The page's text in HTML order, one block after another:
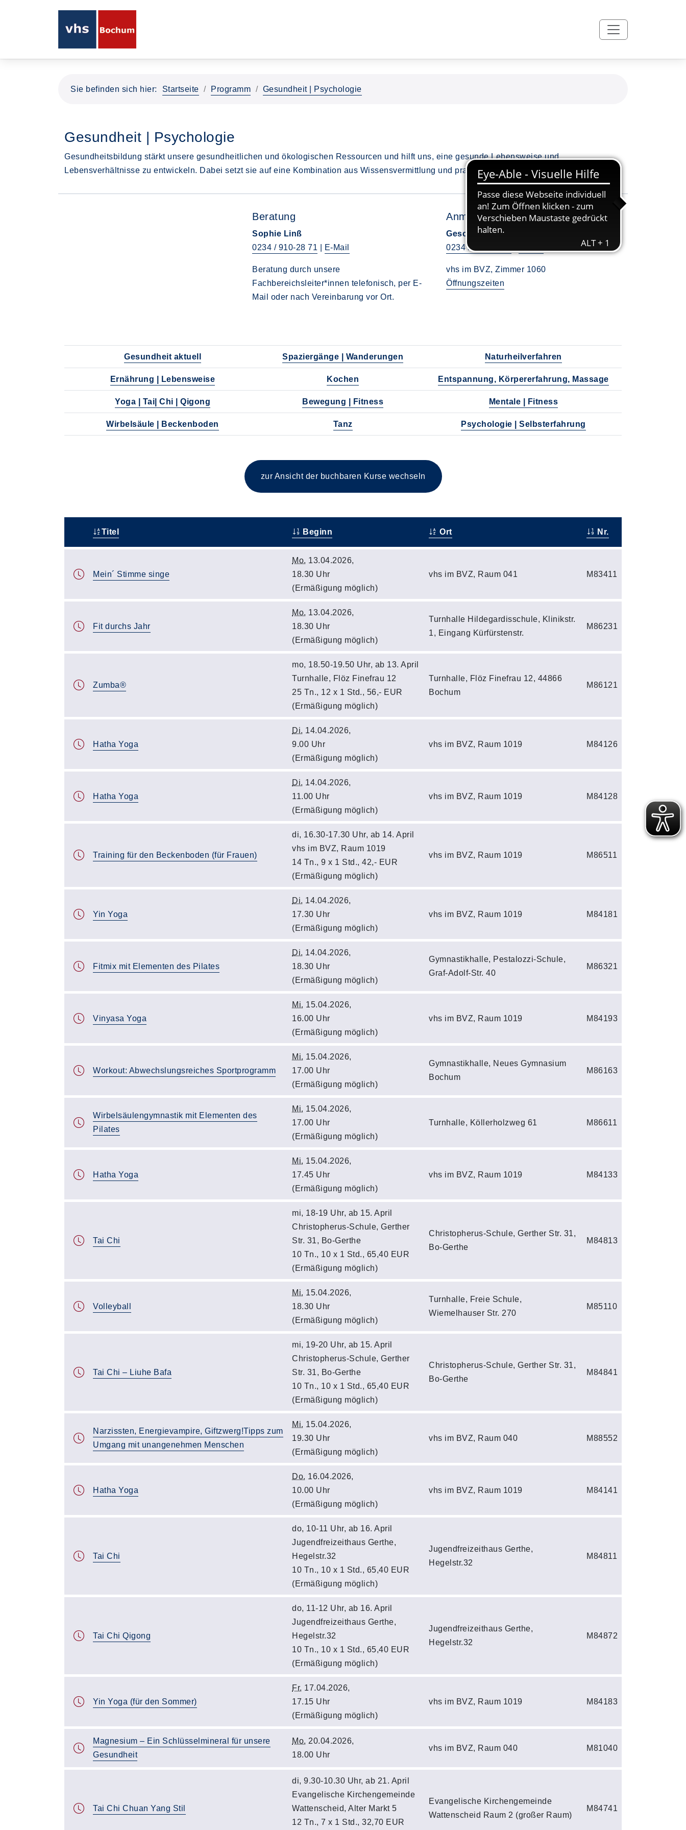
Sie befinden sich hier: Startseite Programm Gesundheit | Psychologie
Gesundheit | Psychologie
Gesundheitsbildung stärkt unsere gesundheitlichen und ökologischen Ressourcen und hilft uns, eine gesunde Lebensweise und
Lebensverhältnisse zu entwickeln. Dabei setzt sie auf eine Kombination aus Wissensvermittlung und praktischen Kompetenzen.
Beratung
Sophie Linß
0234 / 910-28 71
E-Mail
Beratung durch unsere
Fachbereichsleiter*innen telefonisch, per E-
Mail oder nach Vereinbarung vor Ort.
Anmeldung
Geschäftsstelle vhs Bochum
0234 / 910-15 55
vhs im BVZ, Zimmer 1060
Öffnungszeiten
Gesundheit aktuell Spaziergänge | Wanderungen Naturheilverfahren
Ernährung | Lebensweise Kochen Entspannung, Körpererfahrung, Massage
Yoga | Tai| Chi | Qigong Bewegung | Fitness Mentale | Fitness
Wirbelsäule | Beckenboden Tanz Psychologie | Selbsterfahrung
zur Ansicht der buchbaren Kurse wechseln
Titel Beginn Ort Nr.
Mein´ Stimme singe
Mo. 13.04.2026,
18.30 Uhr
(Ermäßigung möglich)
vhs im BVZ, Raum 041 M83411
Fit durchs Jahr
Mo. 13.04.2026,
18.30 Uhr
(Ermäßigung möglich)
Turnhalle Hildegardisschule, Klinikstr.
1, Eingang Kürfürstenstr.
M86231
Zumba®
mo, 18.50-19.50 Uhr, ab 13. April
Turnhalle, Flöz Finefrau 12
25 Tn., 12 x 1 Std., 56,- EUR
(Ermäßigung möglich)
Turnhalle, Flöz Finefrau 12, 44866
Bochum
M86121
Hatha Yoga
Di. 14.04.2026,
9.00 Uhr
(Ermäßigung möglich)
vhs im BVZ, Raum 1019 M84126
Hatha Yoga
Di. 14.04.2026,
11.00 Uhr
(Ermäßigung möglich)
vhs im BVZ, Raum 1019 M84128
Training für den Beckenboden (für Frauen)
di, 16.30-17.30 Uhr, ab 14. April
vhs im BVZ, Raum 1019
14 Tn., 9 x 1 Std., 42,- EUR
(Ermäßigung möglich)
vhs im BVZ, Raum 1019 M86511
Yin Yoga
Di. 14.04.2026,
17.30 Uhr
(Ermäßigung möglich)
vhs im BVZ, Raum 1019 M84181
Fitmix mit Elementen des Pilates
Di. 14.04.2026,
18.30 Uhr
(Ermäßigung möglich)
Gymnastikhalle, Pestalozzi-Schule,
Graf-Adolf-Str. 40
M86321
Vinyasa Yoga
Mi. 15.04.2026,
16.00 Uhr
(Ermäßigung möglich)
vhs im BVZ, Raum 1019 M84193
Workout: Abwechslungsreiches Sportprogramm
Mi. 15.04.2026,
17.00 Uhr
(Ermäßigung möglich)
Gymnastikhalle, Neues Gymnasium
Bochum
M86163
Wirbelsäulengymnastik mit Elementen des
Pilates
Mi. 15.04.2026,
17.00 Uhr
(Ermäßigung möglich)
Turnhalle, Köllerholzweg 61 M86611
Hatha Yoga
Mi. 15.04.2026,
17.45 Uhr
(Ermäßigung möglich)
vhs im BVZ, Raum 1019 M84133
Tai Chi
mi, 18-19 Uhr, ab 15. April
Christopherus-Schule, Gerther
Str. 31, Bo-Gerthe
10 Tn., 10 x 1 Std., 65,40 EUR
(Ermäßigung möglich)
Christopherus-Schule, Gerther Str. 31,
Bo-Gerthe
M84813
Volleyball
Mi. 15.04.2026,
18.30 Uhr
(Ermäßigung möglich)
Turnhalle, Freie Schule,
Wiemelhauser Str. 270
M85110
Tai Chi – Liuhe Bafa
mi, 19-20 Uhr, ab 15. April
Christopherus-Schule, Gerther
Str. 31, Bo-Gerthe
10 Tn., 10 x 1 Std., 65,40 EUR
(Ermäßigung möglich)
Christopherus-Schule, Gerther Str. 31,
Bo-Gerthe
M84841
Narzissten, Energievampire, Giftzwerg!Tipps zum
Umgang mit unangenehmen Menschen
Mi. 15.04.2026,
19.30 Uhr
(Ermäßigung möglich)
vhs im BVZ, Raum 040 M88552
Hatha Yoga
Do. 16.04.2026,
10.00 Uhr
(Ermäßigung möglich)
vhs im BVZ, Raum 1019 M84141
Tai Chi
do, 10-11 Uhr, ab 16. April
Jugendfreizeithaus Gerthe,
Hegelstr.32
10 Tn., 10 x 1 Std., 65,40 EUR
(Ermäßigung möglich)
Jugendfreizeithaus Gerthe,
Hegelstr.32
M84811
Tai Chi Qigong
do, 11-12 Uhr, ab 16. April
Jugendfreizeithaus Gerthe,
Hegelstr.32
10 Tn., 10 x 1 Std., 65,40 EUR
(Ermäßigung möglich)
Jugendfreizeithaus Gerthe,
Hegelstr.32
M84872
Yin Yoga (für den Sommer)
Fr. 17.04.2026,
17.15 Uhr
(Ermäßigung möglich)
vhs im BVZ, Raum 1019 M84183
Magnesium – Ein Schlüsselmineral für unsere
Gesundheit
Mo. 20.04.2026,
18.00 Uhr
vhs im BVZ, Raum 040 M81040
Tai Chi Chuan Yang Stil
di, 9.30-10.30 Uhr, ab 21. April
Evangelische Kirchengemeinde
Wattenscheid, Alter Markt 5
12 Tn., 7 x 1 Std., 32,70 EUR
Evangelische Kirchengemeinde
Wattenscheid Raum 2 (großer Raum)
M84741